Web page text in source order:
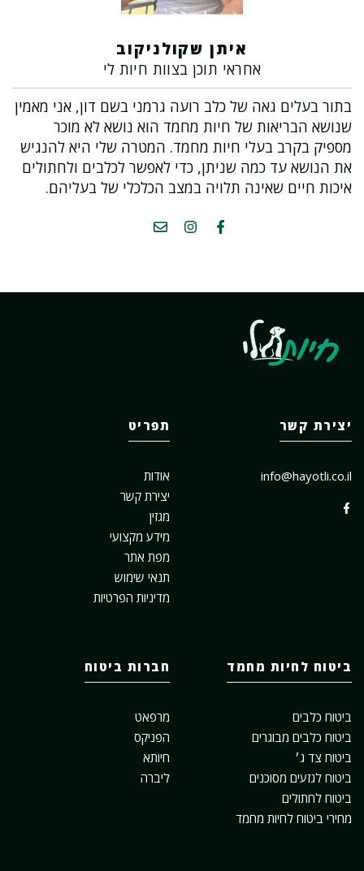
איתן שקולניקוב
אחראי תוכן בצוות חיות לי
בתור בעלים גאה של כלב רועה גרמני בשם דון, אני מאמין
שנושא הבריאות של חיות מחמד הוא נושא לא מוכר
מספיק בקרב בעלי חיות מחמד. המטרה שלי היא להנגיש
את הנושא עד כמה שניתן, כדי לאפשר לכלבים ולחתולים
איכות חיים שאינה תלויה במצב הכלכלי של בעליהם.
יצירת קשר
info@hayotli.co.il
תפריט
אודות
יצירת קשר
מגזין
מידע מקצועי
מפת אתר
תנאי שימוש
מדיניות הפרטיות
ביטוח לחיות מחמד
ביטוח כלבים
ביטוח כלבים מבוגרים
ביטוח צד ג׳
ביטוח לגזעים מסוכנים
ביטוח לחתולים
מחירי ביטוח לחיות מחמד
חברות ביטוח
מרפאט
הפניקס
חיותא
ליברה